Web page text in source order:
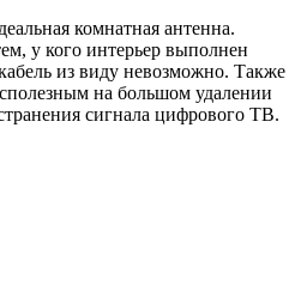
комнатная антенна.
у кого интерьер выполнен
из виду невозможно. Также
на большом удалении
сигнала цифрового ТВ.